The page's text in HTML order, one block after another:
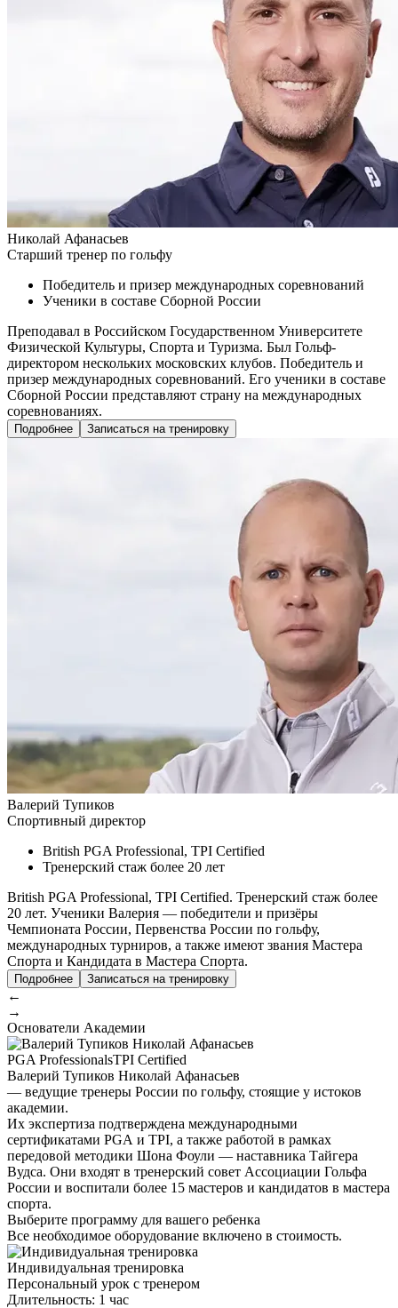
Николай Афанасьев
Старший тренер по гольфу
Победитель и призер международных соревнований
Ученики в составе Сборной России
Преподавал в Российском Государственном Университете
Физической Культуры, Спорта и Туризма. Был Гольф-
директором нескольких московских клубов. Победитель и
призер международных соревнований. Его ученики в составе
Сборной России представляют страну на международных
соревнованиях.
Подробнее Записаться на тренировку
Валерий Тупиков
Спортивный директор
British PGA Professional, TPI Certified
Тренерский стаж более 20 лет
British PGA Professional, TPI Certified. Тренерский стаж более
20 лет. Ученики Валерия — победители и призёры
Чемпионата России, Первенства России по гольфу,
международных турниров, а также имеют звания Мастера
Спорта и Кандидата в Мастера Спорта.
Подробнее Записаться на тренировку
←
→
Основатели Академии
PGA ProfessionalsTPI Certified
Валерий Тупиков Николай Афанасьев
— ведущие тренеры России по гольфу, стоящие у истоков
академии.
Их экспертиза подтверждена международными
сертификатами PGA и TPI, а также работой в рамках
передовой методики Шона Фоули — наставника Тайгера
Вудса. Они входят в тренерский совет Ассоциации Гольфа
России и воспитали более 15 мастеров и кандидатов в мастера
спорта.
Выберите программу для вашего ребенка
Все необходимое оборудование включено в стоимость.
Индивидуальная тренировка
Персональный урок с тренером
Длительность: 1 час